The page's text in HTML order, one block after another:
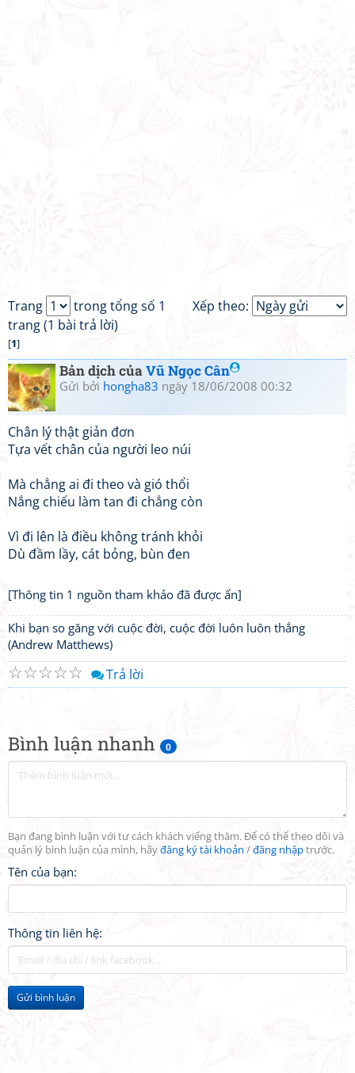
Bình luận nhanh 0
Bạn đang bình luận với tư cách khách viếng thăm. Để có thể theo dõi và
quản lý bình luận của mình, hãyđăng ký tài khoản /đăng nhậptrước.
Tên của bạn:
Thông tin liên hệ:
Gửi bình luận
Xếp theo:
Trang
trong tổng số 1
trang (1 bài trả lời)
[1]
Bản dịch củaVũ Ngọc Cân
Gửi bởi hongha83 ngày 18/06/2008 00:32
Chân lý thật giản đơn
Tựa vết chân của người leo núi
Mà chẳng ai đi theo và gió thổi
Nắng chiếu làm tan đi chẳng còn
Vì đi lên là điều không tránh khỏi
Dù đầm lầy, cát bỏng, bùn đen
[Thông tin 1 nguồn tham khảo đã được ẩn]
Khi bạn so găng với cuộc đời, cuộc đời luôn luôn thắng
(Andrew Matthews)
☆
☆
☆
☆
☆ Trả lời